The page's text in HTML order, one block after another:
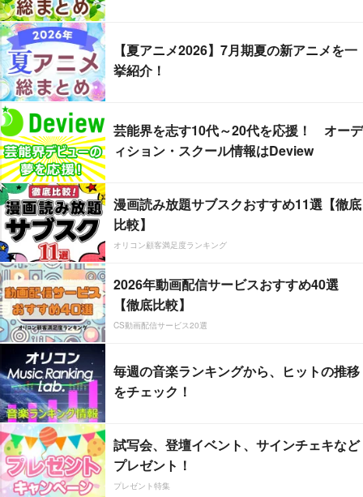
【夏アニメ2026】7月期夏の新アニメを一
挙紹介！
芸能界を志す10代～20代を応援！ オーデ
ィション・スクール情報はDeview
漫画読み放題サブスクおすすめ11選【徹底
比較】
オリコン顧客満足度ランキング
2026年動画配信サービスおすすめ40選
【徹底比較】
CS動画配信サービス20選
毎週の音楽ランキングから、ヒットの推移
をチェック！
試写会、登壇イベント、サインチェキなど
プレゼント！
プレゼント特集